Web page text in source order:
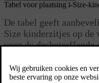
Tabel voor plaatsing i-Size-
De tabel geeft
Size kinderzitjes op de
voor de desbetreffende
Het kinderzitje moet zijn